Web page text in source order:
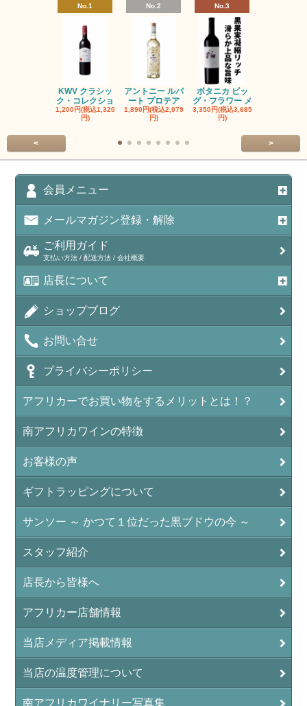
No.1
KWV クラシッ
ク・コレクショ
1,200円(税込1,320
円)
No.2
アントニー ルパ
ート プロテア
1,890円(税込2,079
円)
No.3
ボタニカ ビッ
グ・フラワー メ
3,350円(税込3,685
円)
< >
会員メニュー
メールマガジン登録・解除
ご利用ガイド
支払い方法 / 配送方法 / 会社概要
店長について
ショップブログ
お問い合せ
プライバシーポリシー
アフリカーでお買い物をするメリットとは！？
南アフリカワインの特徴
お客様の声
ギフトラッピングについて
サンソー ～ かつて１位だった黒ブドウの今 ～
スタッフ紹介
店長から皆様へ
アフリカー店舗情報
当店メディア掲載情報
当店の温度管理について
南アフリカワイナリー写真集